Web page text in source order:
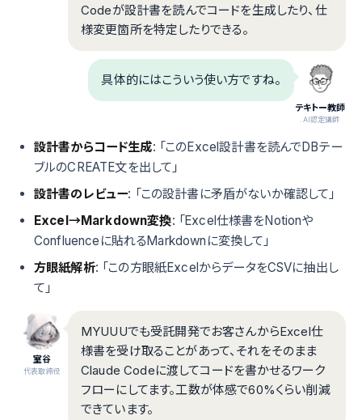
Codeが設計書を読んでコードを生成したり、仕
様変更箇所を特定したりできる。
テキトー教師
.AI認定講師
具体的にはこういう使い方ですね。
設計書からコード生成: 「このExcel設計書を読んでDBテー
ブルのCREATE文を出して」
設計書のレビュー: 「この設計書に矛盾がないか確認して」
Excel→Markdown変換: 「Excel仕様書をNotionや
Confluenceに貼れるMarkdownに変換して」
方眼紙解析: 「この方眼紙ExcelからデータをCSVに抽出し
て」
室谷
代表取締役
MYUUUでも受託開発でお客さんからExcel仕
様書を受け取ることがあって、それをそのまま
Claude Codeに渡してコードを書かせるワーク
フローにしてます。工数が体感で60%くらい削減
できています。